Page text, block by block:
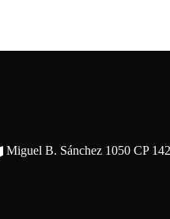
Miguel B. Sánchez 1050 CP